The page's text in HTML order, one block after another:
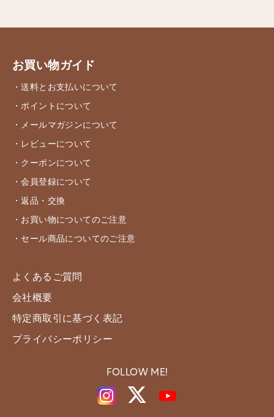
お買い物ガイド
・送料とお支払いについて
・ポイントについて
・メールマガジンについて
・レビューについて
・クーポンについて
・会員登録について
・返品・交換
・お買い物についてのご注意
・セール商品についてのご注意
よくあるご質問
会社概要
特定商取引に基づく表記
プライバシーポリシー
FOLLOW ME!